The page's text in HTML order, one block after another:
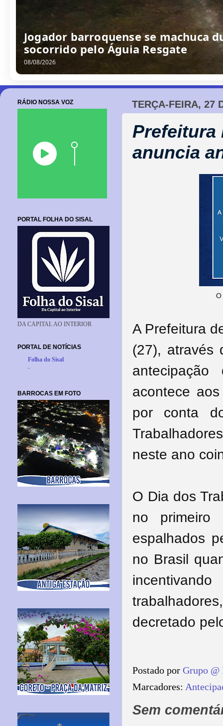
0
2
6
TERÇA-FEIRA, 27
Prefeitura
anuncia
O
A Prefeitura
(27), através
acontece
por conta
neste ano
O Dia dos
no primeiro
espalhados
no Brasil
decretado
Postado por Grupo @
Marcadores:
Sem
RÁDIO NOSSA VOZ
PORTAL FOLHA DO SISAL
DA CAPITAL AO INTERIOR
PORTAL DE NOTÍCIAS
Folha do Sisal
-
BARROCAS EM FOTO